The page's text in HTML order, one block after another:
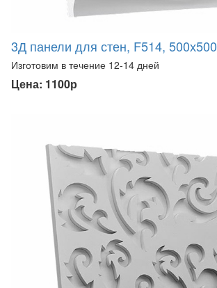
3Д панели для стен, F514, 500х500
Изготовим в течение 12-14 дней
Цена: 1100р